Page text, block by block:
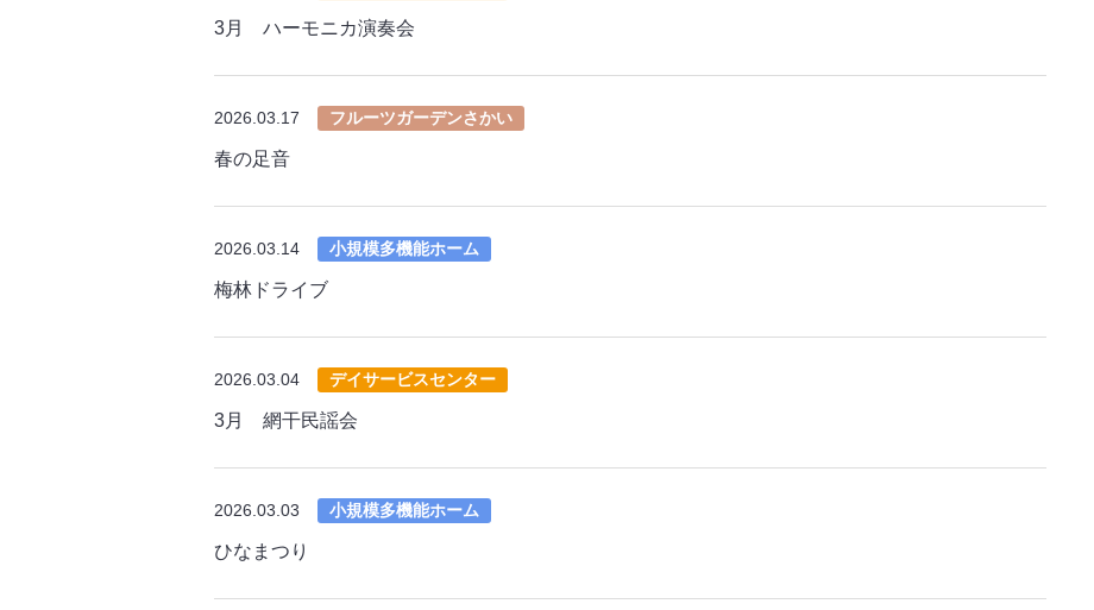
3月 ハーモニカ演奏会
2026.03.17 フルーツガーデンさかい
春の足音
2026.03.14 小規模多機能ホーム
梅林ドライブ
2026.03.04 デイサービスセンター
3月 網干民謡会
2026.03.03 小規模多機能ホーム
ひなまつり